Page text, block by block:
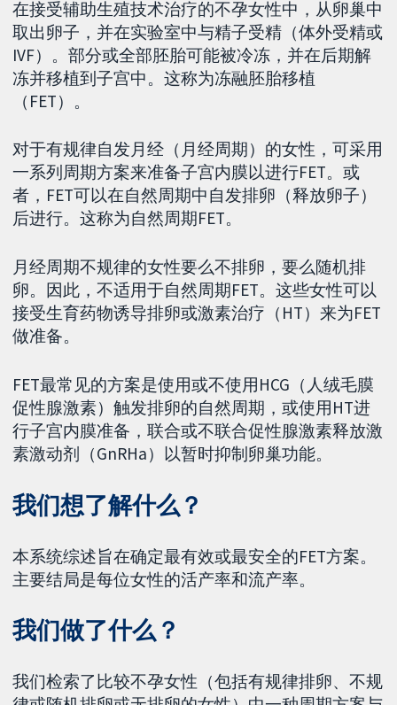
在接受辅助生殖技术治疗的不孕女性中，从卵巢中
取出卵子，并在实验室中与精子受精（体外受精或
IVF）。部分或全部胚胎可能被冷冻，并在后期解
冻并移植到子宫中。这称为冻融胚胎移植
（FET）。
对于有规律自发月经（月经周期）的女性，可采用
一系列周期方案来准备子宫内膜以进行FET。或
者，FET可以在自然周期中自发排卵（释放卵子）
后进行。这称为自然周期FET。
月经周期不规律的女性要么不排卵，要么随机排
卵。因此，不适用于自然周期FET。这些女性可以
接受生育药物诱导排卵或激素治疗（HT）来为FET
做准备。
FET最常见的方案是使用或不使用HCG（人绒毛膜
促性腺激素）触发排卵的自然周期，或使用HT进
行子宫内膜准备，联合或不联合促性腺激素释放激
素激动剂（GnRHa）以暂时抑制卵巢功能。
我们想了解什么？
本系统综述旨在确定最有效或最安全的FET方案。
主要结局是每位女性的活产率和流产率。
我们做了什么？
我们检索了比较不孕女性（包括有规律排卵、不规